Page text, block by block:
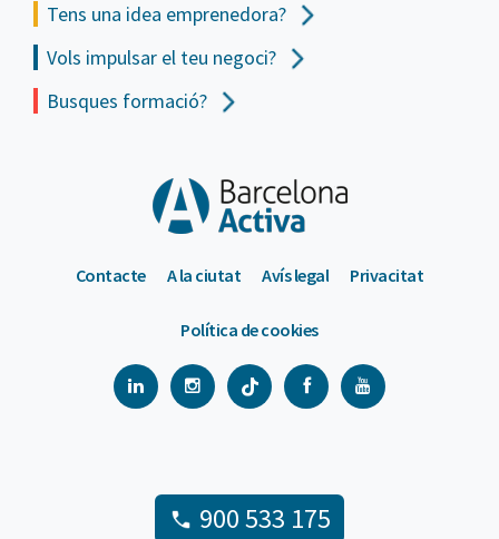
Tens una idea emprenedora?
Vols impulsar el teu negoci?
Busques formació?
Contacte A la ciutat Avís legal Privacitat
Política de cookies
900 533 175